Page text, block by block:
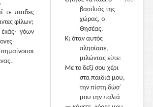
τε παῖδες
φίλων;
γόων
βασιλιάς της
χώρας, ο
Θησέας.
Κι όταν αυτός
πλησίασε,
μιλώντας είπε:
Με το δεξί σου χέρι
στα παιδιά μου,
την πίστη δώσ᾽
μου την παλιά